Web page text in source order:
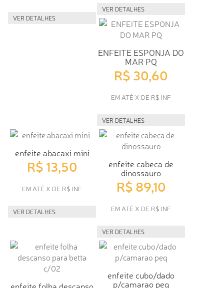
VER DETALHES
VER DETALHES
ENFEITE ESPONJA DO
MAR PQ
R$ 30,60
EM ATÉ X DE R$ INF
VER DETALHES
enfeite abacaxi mini
R$ 13,50
EM ATÉ X DE R$ INF
VER DETALHES
enfeite cabeca de
dinossauro
R$ 89,10
EM ATÉ X DE R$ INF
VER DETALHES
enfeite cubo/dado
p/camarao peq